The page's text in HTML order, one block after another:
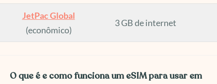
JetPac Global
(econômico)
3 GB de internet
O que é e como funciona um eSIM para usar em